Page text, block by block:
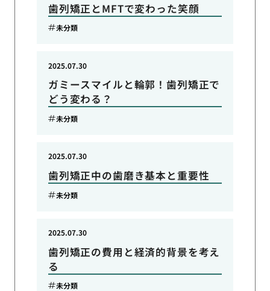
歯列矯正とMFTで変わった笑顔
未分類
ガミースマイルと輪郭！歯列矯正で
どう変わる？
2025.07.30
未分類
歯列矯正中の歯磨き基本と重要性
2025.07.30
未分類
歯列矯正の費用と経済的背景を考え
る
2025.07.30
未分類